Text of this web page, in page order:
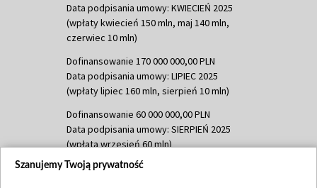
Data podpisania umowy: KWIECIEŃ 2025
(wpłaty kwiecień 150 mln, maj 140 mln,
czerwiec 10 mln)
Dofinansowanie 170 000 000,00 PLN
Data podpisania umowy: LIPIEC 2025
(wpłaty lipiec 160 mln, sierpień 10 mln)
Dofinansowanie 60 000 000,00 PLN
Data podpisania umowy: SIERPIEŃ 2025
(wpłata wrzesień 60 mln)
Dofinansowanie 635 783 051,21 PLN
Szanujemy Twoją prywatność